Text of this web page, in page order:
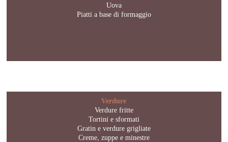
Uova
Piatti a base di formaggio
Verdure
Verdure fritte
Tortini e sformati
Gratin e verdure grigliate
Creme, zuppe e minestre